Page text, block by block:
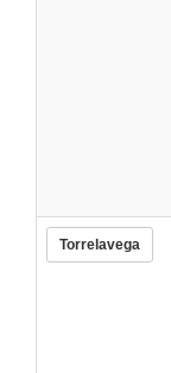
Torrelavega